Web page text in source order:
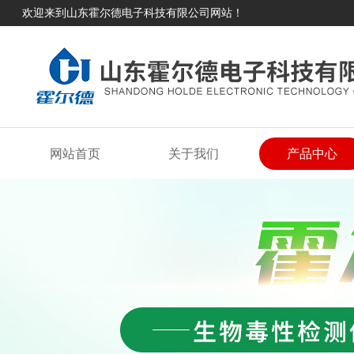
欢迎来到山东霍尔德电子科技有限公司网站！
网站首页 关于我们 产品中心